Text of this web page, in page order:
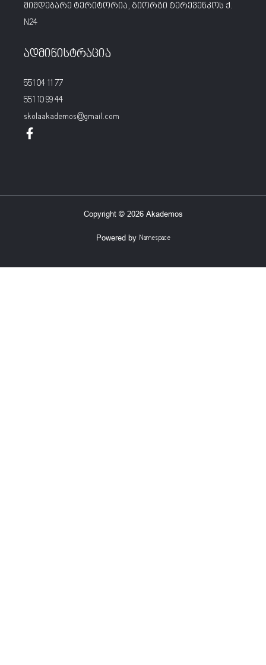
მიმდებარე ტერიტორია, გიორგი ტერევენკოს ქ.
N24
ადმინისტრაცია
551 04 11 77
551 10 99 44
skolaakademos@gmail.com
Copyright © 2026 Akademos
Powered by Namespace